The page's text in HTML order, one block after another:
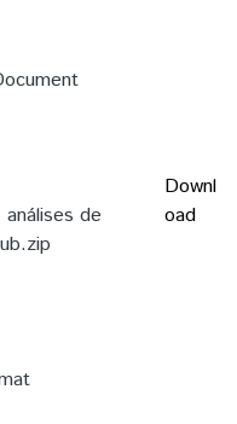
de
Downl
oad